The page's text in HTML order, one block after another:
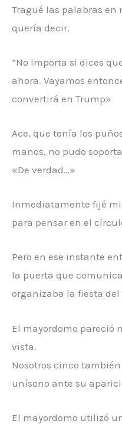
Tragué las palabras en
quería decir.
“No importa si dices
ahora. Vayamos
convertirá en Trump»
Ace, que tenía los
manos, no pudo
«De verdad…»
Inmediatamente fijé
para pensar en el
Pero en ese instante
la puerta que
organizaba la fiesta del
El mayordomo pareció
vista.
Nosotros cinco
unísono ante su
El mayordomo utilizó